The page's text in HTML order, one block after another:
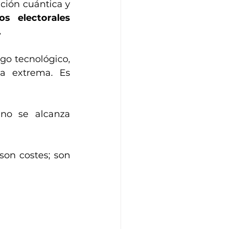
cuántica y
electorales
tecnológico,
extrema. Es
se alcanza
costes; son